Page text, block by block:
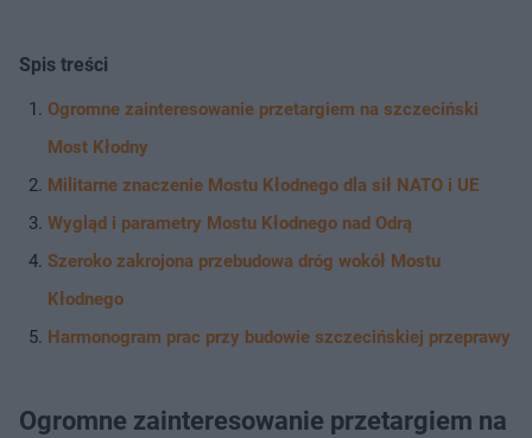
Spis treści
Ogromne zainteresowanie przetargiem na szczeciński
Most Kłodny
Militarne znaczenie Mostu Kłodnego dla sił NATO i UE
Wygląd i parametry Mostu Kłodnego nad Odrą
Szeroko zakrojona przebudowa dróg wokół Mostu
Kłodnego
Harmonogram prac przy budowie szczecińskiej przeprawy
Ogromne zainteresowanie przetargiem na